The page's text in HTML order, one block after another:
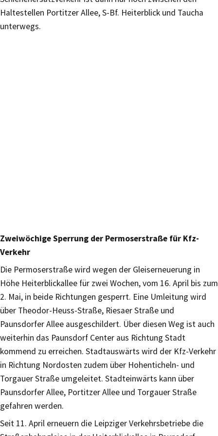
Haltestellen Portitzer Allee, S-Bf. Heiterblick und Taucha
unterwegs.
Zweiwöchige Sperrung der Permoserstraße für Kfz-
Verkehr
Die Permoserstraße wird wegen der Gleiserneuerung in
Höhe Heiterblickallee für zwei Wochen, vom 16. April bis zum
2. Mai, in beide Richtungen gesperrt. Eine Umleitung wird
über Theodor-Heuss-Straße, Riesaer Straße und
Paunsdorfer Allee ausgeschildert. Über diesen Weg ist auch
weiterhin das Paunsdorf Center aus Richtung Stadt
kommend zu erreichen. Stadtauswärts wird der Kfz-Verkehr
in Richtung Nordosten zudem über Hohenticheln- und
Torgauer Straße umgeleitet. Stadteinwärts kann über
Paunsdorfer Allee, Portitzer Allee und Torgauer Straße
gefahren werden.
Seit 11. April erneuern die Leipziger Verkehrsbetriebe die